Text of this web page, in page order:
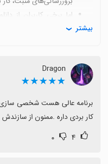
اما برخی کاربران از
مشکلات جزئی اجرا
کاربری پویا و مناسب
هستند.
بیشتر
Dragon
★★★★★
کار بردی داره .ممنون از سازندش
۴ ۰